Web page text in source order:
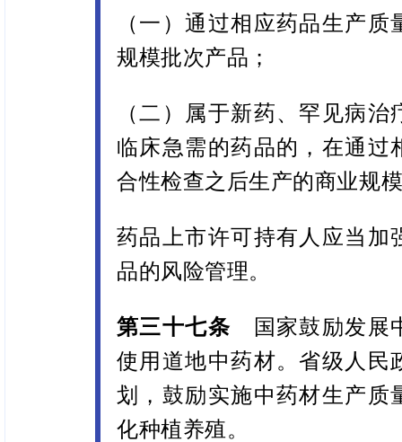
（一）通过相应药品生产
规模批次产品；
（二）属于新药、罕见病
临床急需的药品的，在通过
合性检查之后生产的商业规
药品上市许可持有人应当加
品的风险管理。
第三十七条
国家鼓励发展
使用道地中药材。省级人民
划，鼓励实施中药材生产质
化种植养殖。